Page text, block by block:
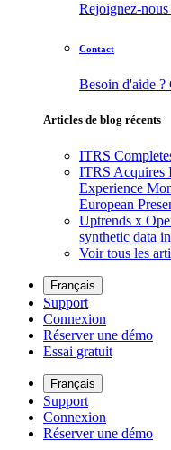
Rejoignez-
Contact
Besoin d'aide ?
Articles de blog récents
ITRS
ITRS Acquires
Experience
European
Uptrends x
synthetic data
Voir tous les
Français
Support
Connexion
Réserver une démo
Essai gratuit
Français
Support
Connexion
Réserver une démo